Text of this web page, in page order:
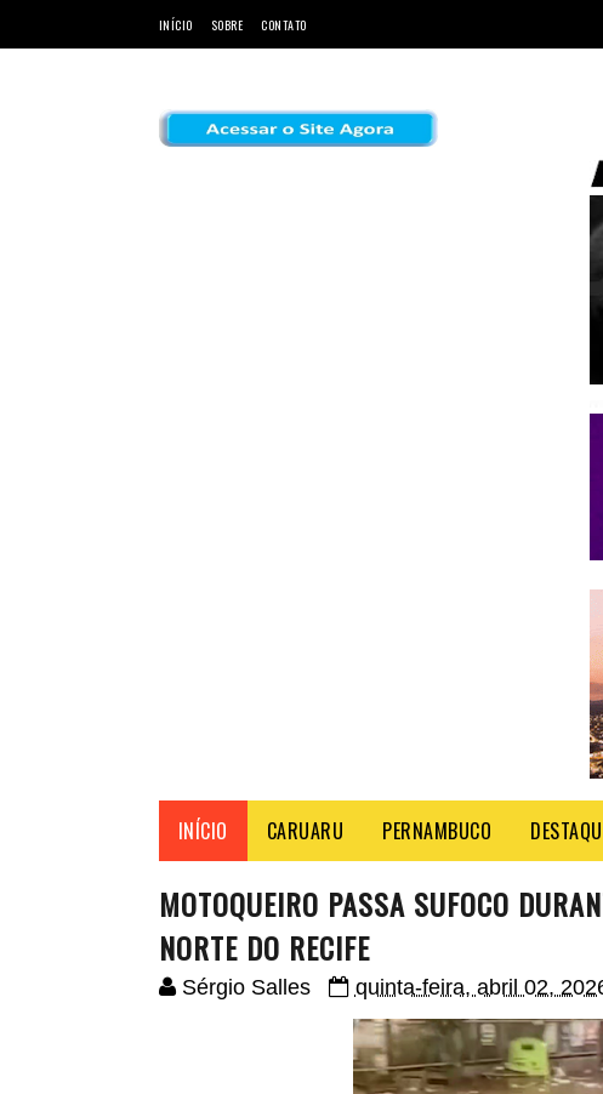
INÍCIO SOBRE CONTATO
INÍCIO CARUARU PERNAMBUCO
MOTOQUEIRO PASSA SUFOCO
NORTE DO RECIFE
Sérgio Salles quinta-feira, abril 02,